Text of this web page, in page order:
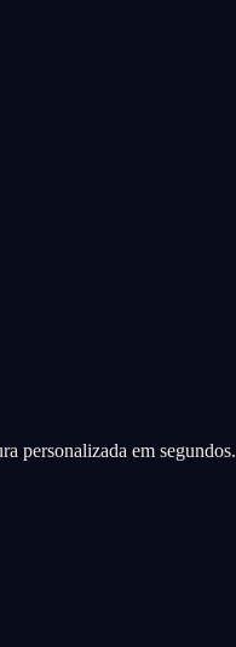
personalizada em segundos.